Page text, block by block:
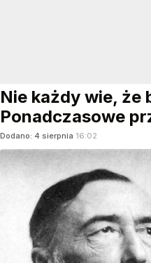
Nie każdy wie, że
Ponadczasowe
Dodano: 4 sierpnia 16:02